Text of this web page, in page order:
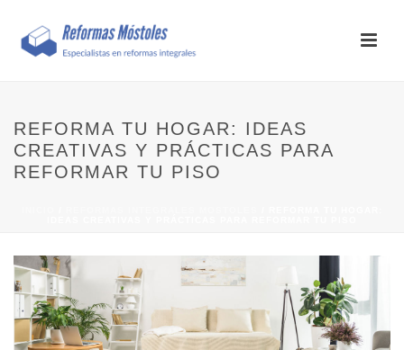
REFORMA TU HOGAR: IDEAS
CREATIVAS Y PRÁCTICAS PARA
REFORMAR TU PISO